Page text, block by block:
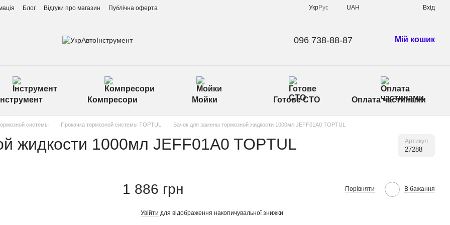
Блог Відгуки про магазин Публічна оферта УкрРус UAH Вхід
096 738-88-87 Мій кошик
Інструмент Компресори Мойки Готове СТО Оплата частинами
системы Прокачка тормозной системы TOPTUL Бaчoк для зaмeны тopмoзнoй жидкocти 1000мл JEFF01A0 TOPTUL
жидкocти 1000мл JEFF01A0 TOPTUL Артикул
27288
1 886 грн Порівняти В бажання
Увійти для відображення накопичувальної знижки